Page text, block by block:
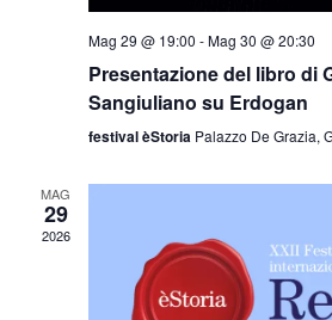
Mag 29 @ 19:00 -Mag 30 @ 20:30
Presentazione del libro di
Sangiuliano su Erdogan
festival èStoria Palazzo De Grazia,
MAG
29
2026